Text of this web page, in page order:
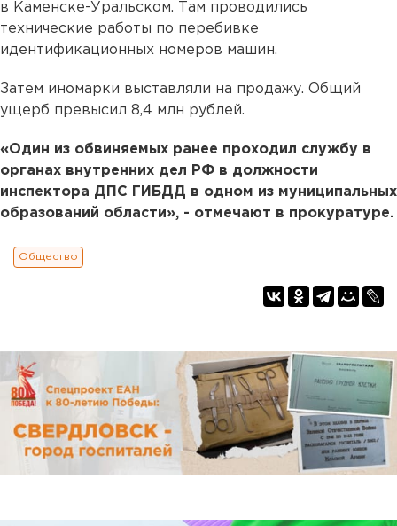
в Каменске-Уральском. Там проводились
технические работы по перебивке
идентификационных номеров машин.
Затем иномарки выставляли на продажу. Общий
ущерб превысил 8,4 млн рублей.
«Один из обвиняемых ранее проходил службу в
органах внутренних дел РФ в должности
инспектора ДПС ГИБДД в одном из муниципальных
образований области», - отмечают в прокуратуре.
Общество